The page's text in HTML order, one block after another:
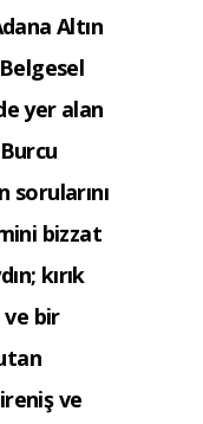
Altın
yer alan
sorularını
bizzat
kırık
ve bir
ve